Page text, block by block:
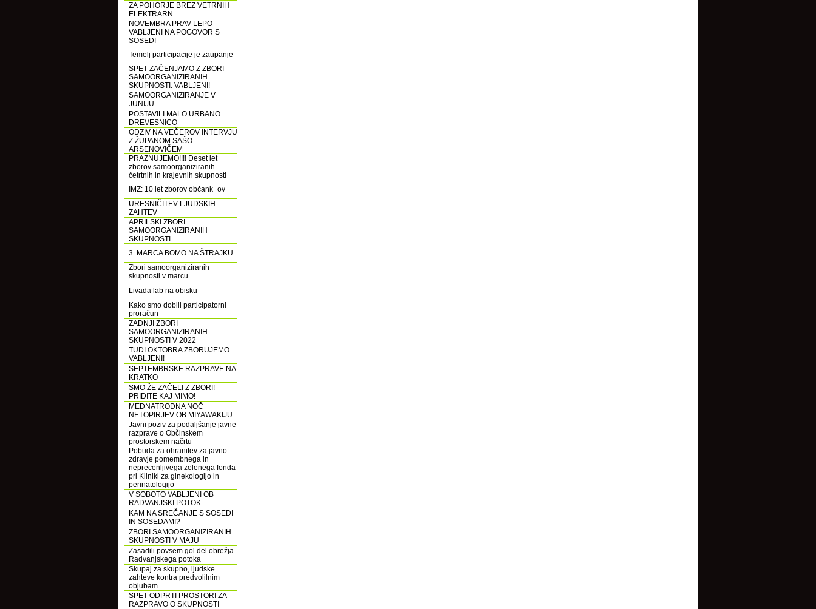
ZA POHORJE BREZ VETRNIH
ELEKTRARN
NOVEMBRA PRAV LEPO
VABLJENI NA POGOVOR S
SOSEDI
Temelj participacije je zaupanje
SPET ZAČENJAMO Z ZBORI
SAMOORGANIZIRANIH
SKUPNOSTI. VABLJENI!
SAMOORGANIZIRANJE V
JUNIJU
POSTAVILI MALO URBANO
DREVESNICO
ODZIV NA VEČEROV INTERVJU
Z ŽUPANOM SAŠO
ARSENOVIČEM
PRAZNUJEMO!!!! Deset let
zborov samoorganiziranih
četrtnih in krajevnih skupnosti
IMZ: 10 let zborov občank_ov
URESNIČITEV LJUDSKIH
ZAHTEV
APRILSKI ZBORI
SAMOORGANIZIRANIH
SKUPNOSTI
3. MARCA BOMO NA ŠTRAJKU
Zbori samoorganiziranih
skupnosti v marcu
Livada lab na obisku
Kako smo dobili participatorni
proračun
ZADNJI ZBORI
SAMOORGANIZIRANIH
SKUPNOSTI V 2022
TUDI OKTOBRA ZBORUJEMO.
VABLJENI!
SEPTEMBRSKE RAZPRAVE NA
KRATKO
SMO ŽE ZAČELI Z ZBORI!
PRIDITE KAJ MIMO!
MEDNATRODNA NOČ
NETOPIRJEV OB MIYAWAKIJU
Javni poziv za podaljšanje javne
razprave o Občinskem
prostorskem načrtu
Pobuda za ohranitev za javno
zdravje pomembnega in
neprecenljivega zelenega fonda
pri Kliniki za ginekologijo in
perinatologijo
V SOBOTO VABLJENI OB
RADVANJSKI POTOK
KAM NA SREČANJE S SOSEDI
IN SOSEDAMI?
ZBORI SAMOORGANIZIRANIH
SKUPNOSTI V MAJU
Zasadili povsem gol del obrežja
Radvanjskega potoka
Skupaj za skupno, ljudske
zahteve kontra predvolilnim
objubam
SPET ODPRTI PROSTORI ZA
RAZPRAVO O SKUPNOSTI